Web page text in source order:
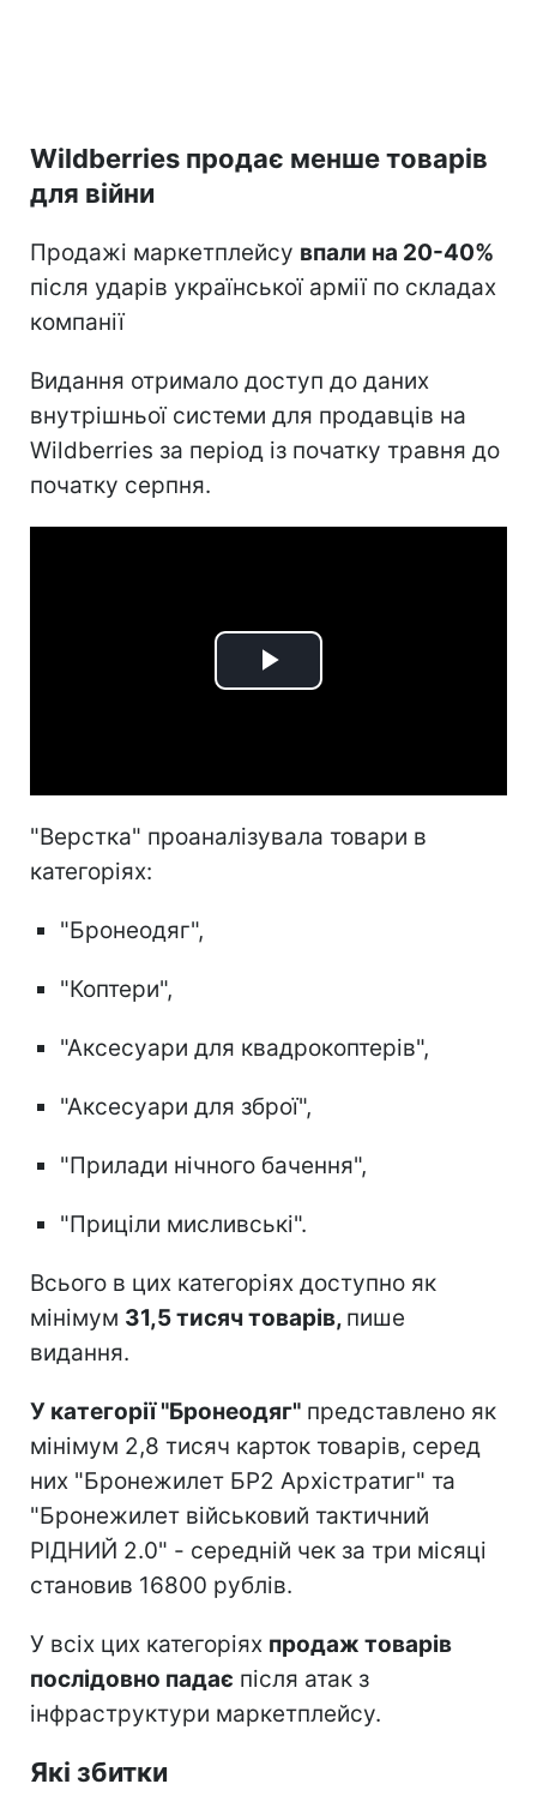
Wildberries продає менше товарів
для війни
Продажі маркетплейсу впали на 20-40%
після ударів української армії по складах
компанії
Видання отримало доступ до даних
внутрішньої системи для продавців на
Wildberries за період із початку травня до
початку серпня.
Play
"Верстка" проаналізувала товари в
категоріях:
"Бронеодяг",
"Коптери",
"Аксесуари для квадрокоптерів",
"Аксесуари для зброї",
"Прилади нічного бачення",
"Приціли мисливські".
Всього в цих категоріях доступно як
мінімум 31,5 тисяч товарів, пише
видання.
У категорії "Бронеодяг" представлено як
мінімум 2,8 тисяч карток товарів, серед
них "Бронежилет БР2 Архістратиг" та
"Бронежилет військовий тактичний
РІДНИЙ 2.0" - середній чек за три місяці
становив 16800 рублів.
У всіх цих категоріях продаж товарів
послідовно падає після атак з
інфраструктури маркетплейсу.
Які збитки